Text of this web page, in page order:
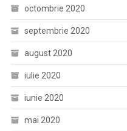
octombrie 2020
septembrie 2020
august 2020
iulie 2020
iunie 2020
mai 2020